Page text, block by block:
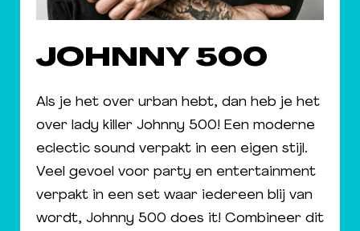
JOHNNY 500
Als je het over urban hebt, dan heb je het
over lady killer Johnny 500! Een moderne
eclectic sound verpakt in een eigen stijl.
Veel gevoel voor party en entertainment
verpakt in een set waar iedereen blij van
wordt, Johnny 500 does it! Combineer dit